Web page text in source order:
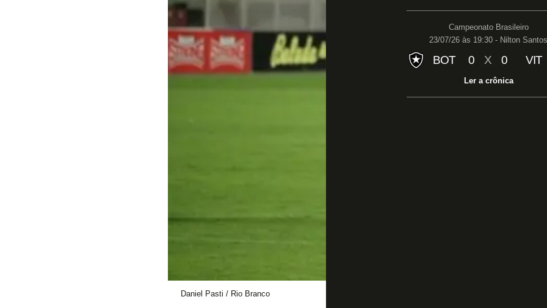
Campeonato Brasileiro
23/07/26 às 19:30 - Nilton Santos
BOT 0 X 0 VIT
Ler a crônica
Daniel Pasti / Rio Branco